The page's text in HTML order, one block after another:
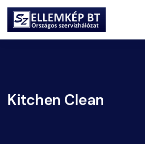
Kitchen Clean